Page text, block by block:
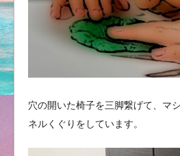
穴の開いた椅子を三脚繋げて、マ
ネルくぐりをしています。